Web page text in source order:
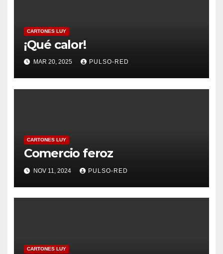
CARTONES LUY
¡Qué calor!
MAR 20, 2025 PULSO-RED
CARTONES LUY
Comercio feroz
NOV 11, 2024 PULSO-RED
CARTONES LUY